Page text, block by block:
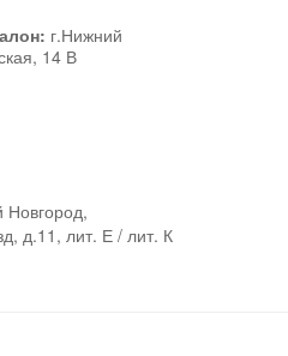
г.Нижний
14 В
Новгород,
д.11, лит. Е / лит. К